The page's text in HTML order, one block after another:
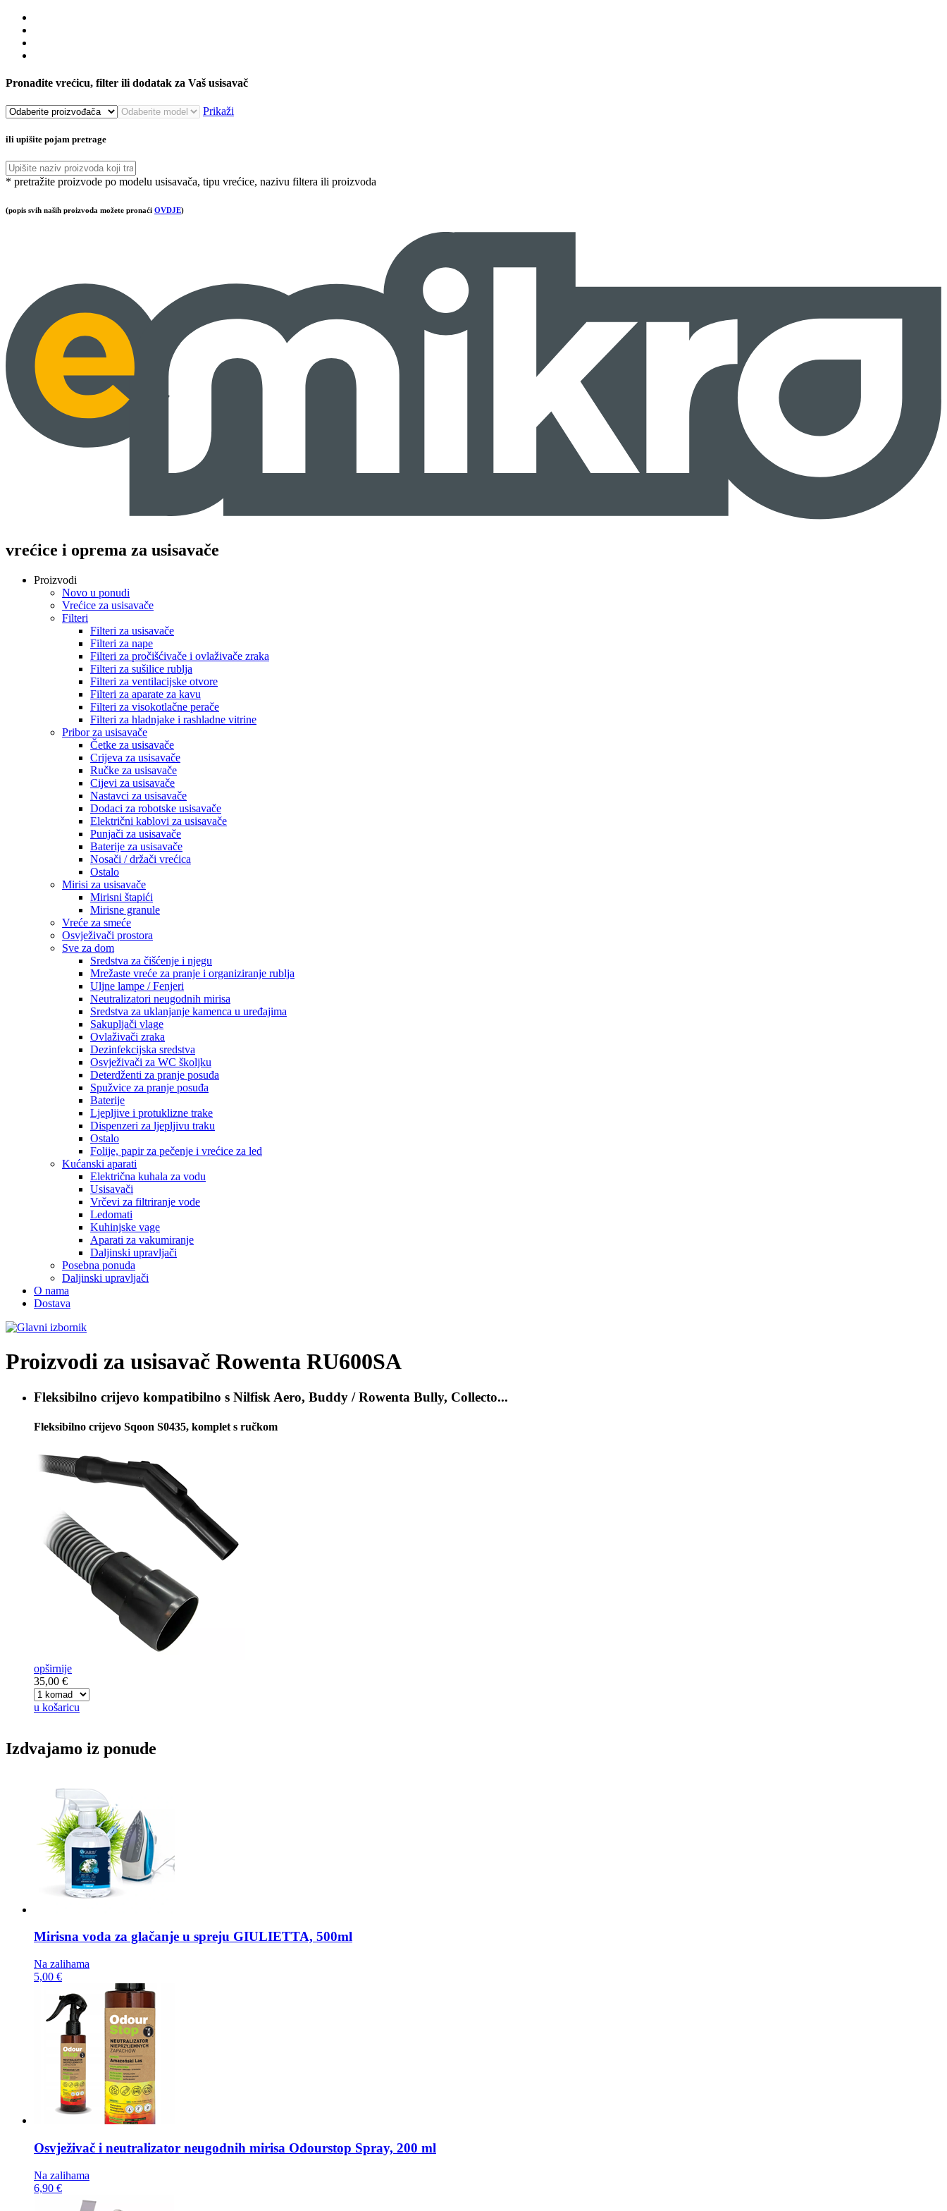
Pronađite vrećicu, filter ili dodatak za Vaš usisavač
Prikaži
ili upišite pojam pretrage
* pretražite proizvode po modelu usisavača, tipu vrećice, nazivu filtera ili proizvoda
(popis svih naših proizvoda možete pronaći OVDJE)
vrećice i oprema za usisavače
Proizvodi
Novo u ponudi
Vrećice za usisavače
Filteri
Filteri za usisavače
Filteri za nape
Filteri za pročišćivače i ovlaživače zraka
Filteri za sušilice rublja
Filteri za ventilacijske otvore
Filteri za aparate za kavu
Filteri za visokotlačne perače
Filteri za hladnjake i rashladne vitrine
Pribor za usisavače
Četke za usisavače
Crijeva za usisavače
Ručke za usisavače
Cijevi za usisavače
Nastavci za usisavače
Dodaci za robotske usisavače
Električni kablovi za usisavače
Punjači za usisavače
Baterije za usisavače
Nosači / držači vrećica
Ostalo
Mirisi za usisavače
Mirisni štapići
Mirisne granule
Vreće za smeće
Osvježivači prostora
Sve za dom
Sredstva za čišćenje i njegu
Mrežaste vreće za pranje i organiziranje rublja
Uljne lampe / Fenjeri
Neutralizatori neugodnih mirisa
Sredstva za uklanjanje kamenca u uređajima
Sakupljači vlage
Ovlaživači zraka
Dezinfekcijska sredstva
Osvježivači za WC školjku
Deterdženti za pranje posuđa
Spužvice za pranje posuđa
Baterije
Ljepljive i protuklizne trake
Dispenzeri za ljepljivu traku
Ostalo
Folije, papir za pečenje i vrećice za led
Kućanski aparati
Električna kuhala za vodu
Usisavači
Vrčevi za filtriranje vode
Ledomati
Kuhinjske vage
Aparati za vakumiranje
Daljinski upravljači
Posebna ponuda
Daljinski upravljači
O nama
Dostava
Proizvodi za usisavač Rowenta RU600SA
Fleksibilno crijevo kompatibilno s Nilfisk Aero, Buddy / Rowenta Bully, Collecto...
Fleksibilno crijevo Sqoon S0435, komplet s ručkom
opširnije
35,00 €
u košaricu
Izdvajamo iz ponude
Mirisna voda za glačanje u spreju GIULIETTA, 500ml
Na zalihama
5,00 €
Osvježivač i neutralizator neugodnih mirisa Odourstop Spray, 200 ml
Na zalihama
6,90 €